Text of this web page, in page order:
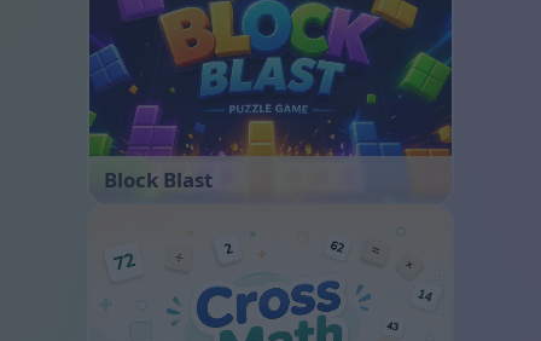
Block Blast